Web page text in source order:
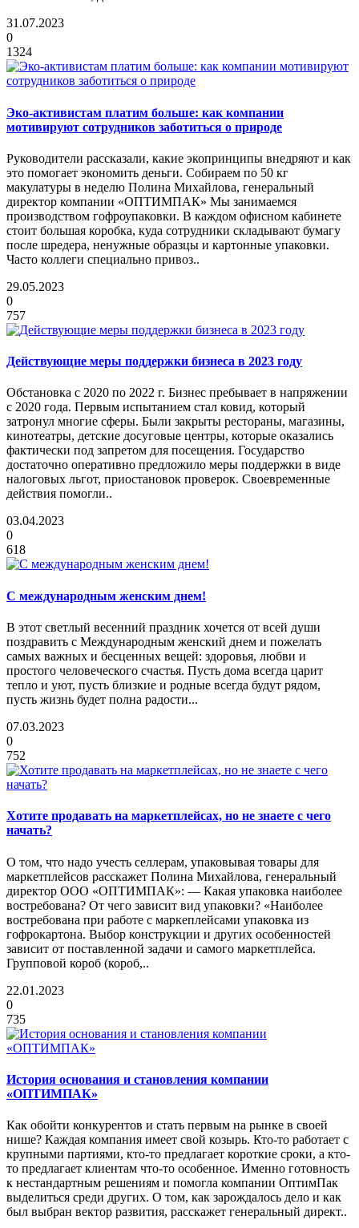
31.07.2023
0
1324
Эко-активистам платим больше: как компании
мотивируют сотрудников заботиться о природе
Руководители рассказали, какие экопринципы внедряют и как
это помогает экономить деньги. Собираем по 50 кг
макулатуры в неделю Полина Михайлова, генеральный
директор компании «ОПТИМПАК» Мы занимаемся
производством гофроупаковки. В каждом офисном кабинете
стоит большая коробка, куда сотрудники складывают бумагу
после шредера, ненужные образцы и картонные упаковки.
Часто коллеги специально привоз..
29.05.2023
0
757
Действующие меры поддержки бизнеса в 2023 году
Обстановка с 2020 по 2022 г. Бизнес пребывает в напряжении
с 2020 года. Первым испытанием стал ковид, который
затронул многие сферы. Были закрыты рестораны, магазины,
кинотеатры, детские досуговые центры, которые оказались
фактически под запретом для посещения. Государство
достаточно оперативно предложило меры поддержки в виде
налоговых льгот, приостановок проверок. Своевременные
действия помогли..
03.04.2023
0
618
С международным женским днем!
В этот светлый весенний праздник хочется от всей души
поздравить с Международным женский днем и пожелать
самых важных и бесценных вещей: здоровья, любви и
простого человеческого счастья. Пусть дома всегда царит
тепло и уют, пусть близкие и родные всегда будут рядом,
пусть жизнь будет полна радости...
07.03.2023
0
752
Хотите продавать на маркетплейсах, но не знаете с чего
начать?
О том, что надо учесть селлерам, упаковывая товары для
маркетплейсов расскажет Полина Михайлова, генеральный
директор ООО «ОПТИМПАК»: — Какая упаковка наиболее
востребована? От чего зависит вид упаковки? «Наиболее
востребована при работе с маркеплейсами упаковка из
гофрокартона. Выбор конструкции и других особенностей
зависит от поставленной задачи и самого маркетплейса.
Групповой короб (короб,..
22.01.2023
0
735
История основания и становления компании
«ОПТИМПАК»
Как обойти конкурентов и стать первым на рынке в своей
нише? Каждая компания имеет свой козырь. Кто-то работает с
крупными партиями, кто-то предлагает короткие сроки, а кто-
то предлагает клиентам что-то особенное. Именно готовность
к нестандартным решениям и помогла компании ОптимПак
выделиться среди других. О том, как зарождалось дело и как
был выбран вектор развития, расскажет генеральный директ..